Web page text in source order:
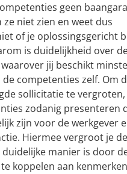
geen
ze niet zien en weet dus
of je oplossingsgericht
is duidelijkheid over
jij beschikt
competenties zelf. Om
sollicitatie te
zodanig presenteren
zijn voor de werkgever
Hiermee vergroot je
duidelijke manier is door
koppelen aan